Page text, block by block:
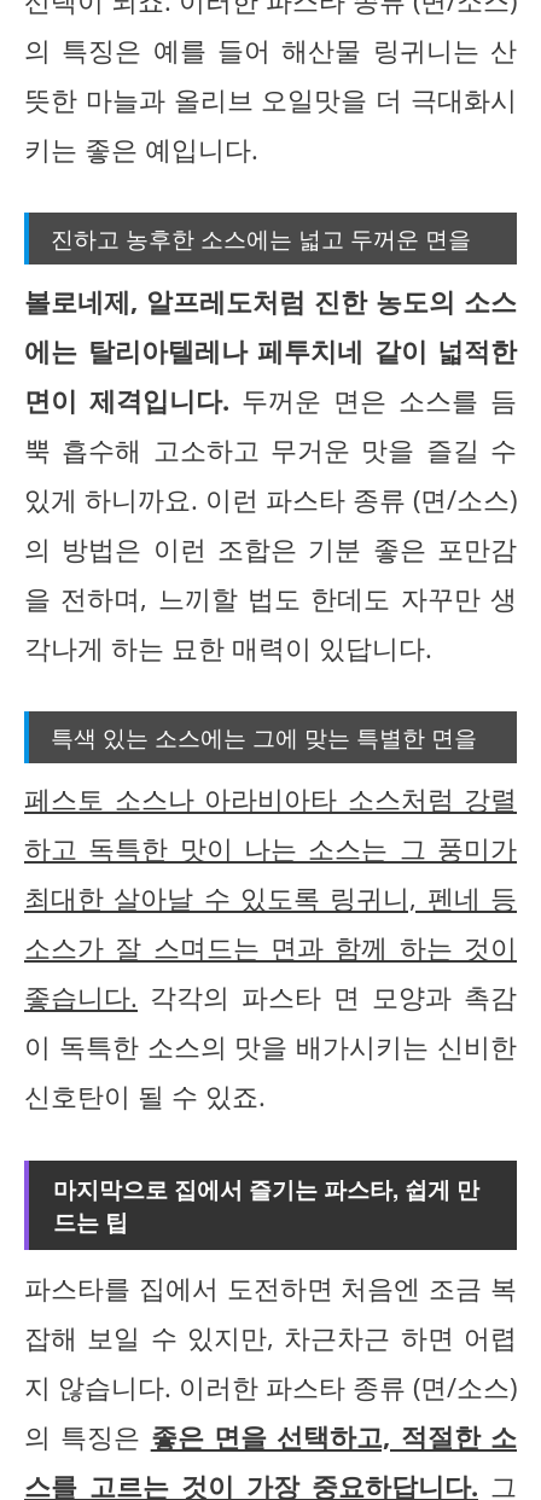
의 특징은 예를 들어 해산물 링귀니는 산
뜻한 마늘과 올리브 오일맛을 더 극대화시
키는 좋은 예입니다.
진하고 농후한 소스에는 넓고 두꺼운 면을
볼로네제, 알프레도처럼 진한 농도의 소스
에는 탈리아텔레나 페투치네 같이 넓적한
면이 제격입니다. 두꺼운 면은 소스를 듬
뿍 흡수해 고소하고 무거운 맛을 즐길 수
있게 하니까요. 이런 파스타 종류 (면/소스)
의 방법은 이런 조합은 기분 좋은 포만감
을 전하며, 느끼할 법도 한데도 자꾸만 생
각나게 하는 묘한 매력이 있답니다.
특색 있는 소스에는 그에 맞는 특별한 면을
페스토 소스나 아라비아타 소스처럼 강렬
하고 독특한 맛이 나는 소스는 그 풍미가
최대한 살아날 수 있도록 링귀니, 펜네 등
소스가 잘 스며드는 면과 함께 하는 것이
좋습니다. 각각의 파스타 면 모양과 촉감
이 독특한 소스의 맛을 배가시키는 신비한
신호탄이 될 수 있죠.
마지막으로 집에서 즐기는 파스타, 쉽게 만
드는 팁
파스타를 집에서 도전하면 처음엔 조금 복
잡해 보일 수 있지만, 차근차근 하면 어렵
지 않습니다. 이러한 파스타 종류 (면/소스)
의 특징은 좋은 면을 선택하고, 적절한 소
스를 고르는 것이 가장 중요하답니다. 그